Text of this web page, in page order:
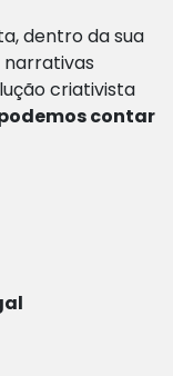
dentro da sua
criativista
contar